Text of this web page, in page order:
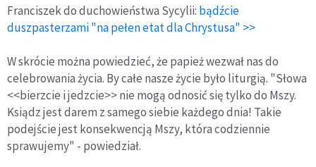
Franciszek do duchowieństwa Sycylii: bądźcie
duszpasterzami "na pełen etat dla Chrystusa" >>
W skrócie można powiedzieć, że papież wezwał nas do
celebrowania życia. By całe nasze życie było liturgią. "Słowa
<<bierzcie i jedzcie>> nie mogą odnosić się tylko do Mszy.
Ksiądz jest darem z samego siebie każdego dnia! Takie
podejście jest konsekwencją Mszy, która codziennie
sprawujemy" - powiedział.